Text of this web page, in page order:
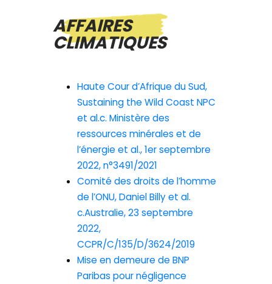
AFFAIRES
CLIMATIQUES
Haute Cour d’Afrique du Sud,
Sustaining the Wild Coast NPC
et al.c. Ministère des
ressources minérales et de
l’énergie et al., 1er septembre
2022, n°3491/2021
Comité des droits de l’homme
de l’ONU, Daniel Billy et al.
c.Australie, 23 septembre
2022,
CCPR/C/135/D/3624/2019
Mise en demeure de BNP
Paribas pour négligence